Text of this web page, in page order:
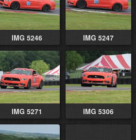
IMG 5246 IMG 5247
IMG 5271 IMG 5306